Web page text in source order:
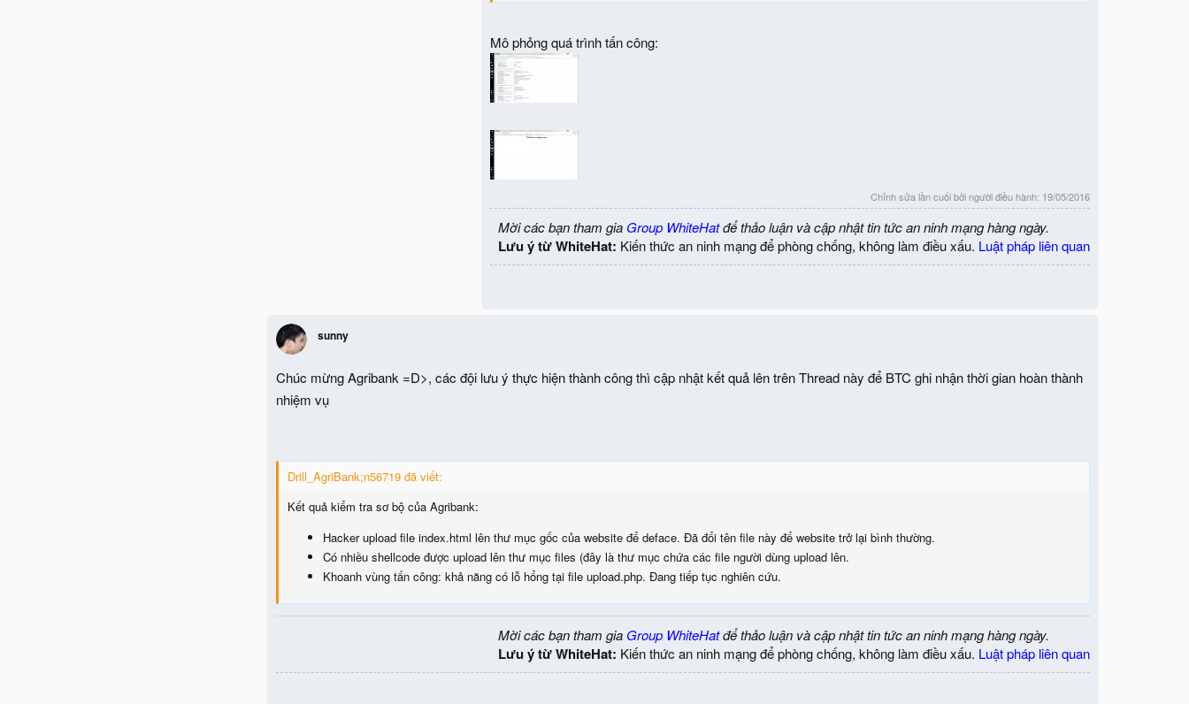
Mô phỏng quá trình tấn công:
Chỉnh sửa lần cuối bởi người điều hành: 19/05/2016
Mời các bạn tham gia Group WhiteHatđể thảo luận và cập nhật tin tức an ninh mạng hàng ngày.
Lưu ý từ WhiteHat: Kiến thức an ninh mạng để phòng chống, không làm điều xấu. Luật pháp liên quan
sunny
Chúc mừng Agribank =D>, các đội lưu ý thực hiện thành công thì cập nhật kết quả lên trên Thread này để BTC ghi nhận thời gian hoàn thành
nhiệm vụ
Drill_AgriBank;n56719 đã viết:
Kết quả kiểm tra sơ bộ của Agribank:
Hacker upload file index.html lên thư mục gốc của website để deface. Đã đổi tên file này để website trở lại bình thường.
Có nhiều shellcode được upload lên thư mục files (đây là thư mục chứa các file người dùng upload lên.
Khoanh vùng tấn công: khả năng có lỗ hổng tại file upload.php. Đang tiếp tục nghiên cứu.
Mời các bạn tham gia Group WhiteHatđể thảo luận và cập nhật tin tức an ninh mạng hàng ngày.
Lưu ý từ WhiteHat: Kiến thức an ninh mạng để phòng chống, không làm điều xấu. Luật pháp liên quan